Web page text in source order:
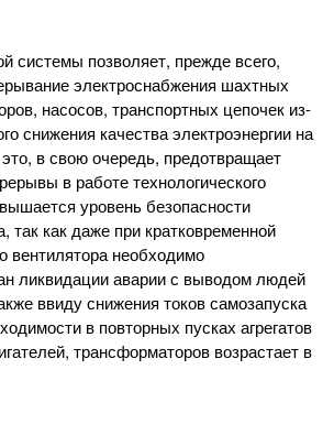
системы позволяет, прежде всего,
электроснабжения шахтных
насосов, транспортных цепочек из-
снижения качества электроэнергии на
в свою очередь, предотвращает
в работе технологического
уровень безопасности
так как даже при кратковременной
вентилятора необходимо
ликвидации аварии с выводом людей
ввиду снижения токов самозапуска
в повторных пусках агрегатов
трансформаторов возрастает в